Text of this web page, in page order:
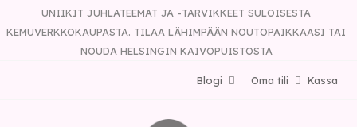
UNIIKIT JUHLATEEMAT JA -TARVIKKEET SULOISESTA
KEMUVERKKOKAUPASTA. TILAA LÄHIMPÄÄN NOUTOPAIKKAASI TAI
NOUDA HELSINGIN KAIVOPUISTOSTA
Kassa
Oma tili
Blogi